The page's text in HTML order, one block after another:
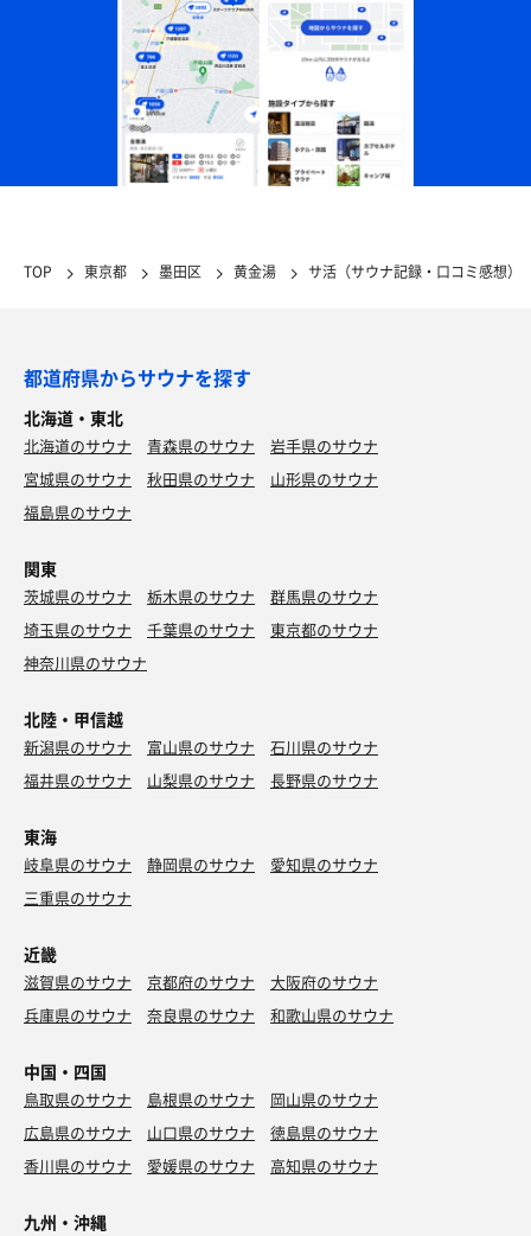
TOP 東京都 墨田区 黄金湯 サ活（サウナ記録・口コミ感想）
都道府県からサウナを探す
北海道・東北
北海道のサウナ 青森県のサウナ
岩手県のサウナ
宮城県のサウナ
秋田県のサウナ
山形県のサウナ
福島県のサウナ
関東
茨城県のサウナ 栃木県のサウナ
群馬県のサウナ
埼玉県のサウナ
千葉県のサウナ
東京都のサウナ
神奈川県のサウナ
北陸・甲信越
新潟県のサウナ 富山県のサウナ
石川県のサウナ
福井県のサウナ
山梨県のサウナ 長野県のサウナ
東海
岐阜県のサウナ 静岡県のサウナ
愛知県のサウナ
三重県のサウナ
近畿
滋賀県のサウナ 京都府のサウナ
大阪府のサウナ
兵庫県のサウナ
奈良県のサウナ 和歌山県のサウナ
中国・四国
鳥取県のサウナ 島根県のサウナ
岡山県のサウナ
広島県のサウナ
山口県のサウナ
徳島県のサウナ
香川県のサウナ
愛媛県のサウナ 高知県のサウナ
九州・沖縄